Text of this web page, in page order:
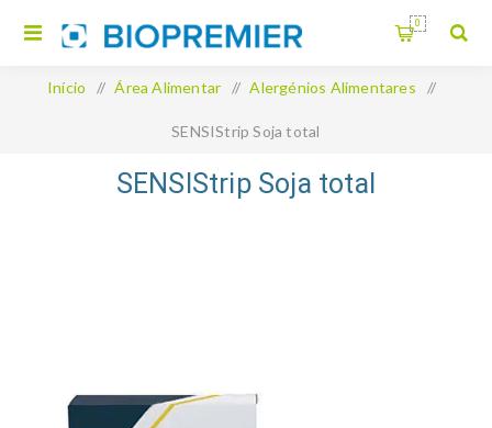
0
Início / Área Alimentar / Alergénios Alimentares /
SENSIStrip Soja total
SENSIStrip Soja total